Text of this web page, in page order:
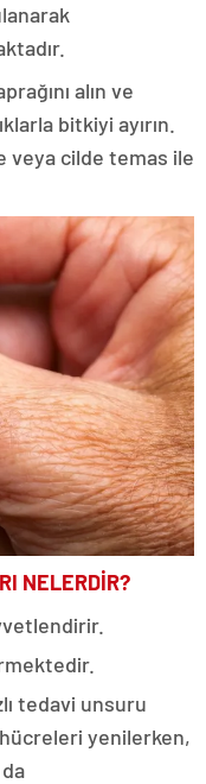
alın ve
bitkiyi ayırın.
veya cilde temas ile
NELERDİR?
tedavi unsuru
yenilerken,